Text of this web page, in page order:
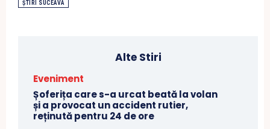
ȘTIRI SUCEAVA
Alte Stiri
Eveniment
Șoferița care s-a urcat beată la volan
și a provocat un accident rutier,
reținută pentru 24 de ore